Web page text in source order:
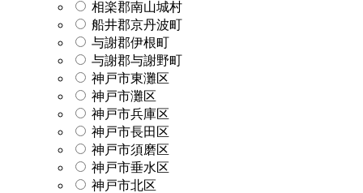
相楽郡南山城村
船井郡京丹波町
与謝郡伊根町
与謝郡与謝野町
神戸市東灘区
神戸市灘区
神戸市兵庫区
神戸市長田区
神戸市須磨区
神戸市垂水区
神戸市北区